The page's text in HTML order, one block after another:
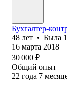
Бухгалтер-
48 лет • Была
16 марта 2018
30 000 ₽
Общий опыт
22 года 7